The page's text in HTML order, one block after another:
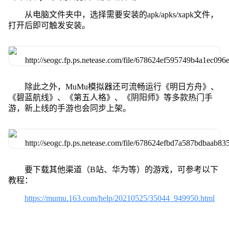
从电脑文件夹中，选择需要安装的apk/apks/xapk文件，
打开后即可触发安装。
除此之外，MuMu模拟器还可流畅运行《明日方舟》、
《碧蓝航线》、《第五人格》、《阴阳师》等多款热门手
游，新上线的手游也会同步上架。
要下载其他渠道（B站、华为等）的游戏，可参考以下
教程：
https://mumu.163.com/help/20210525/35044_949950.html